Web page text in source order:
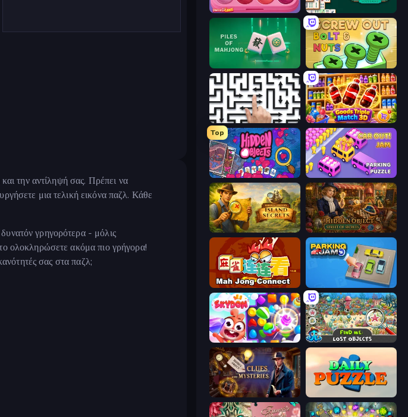
την αντίληψή σας. Πρέπει να
μια τελική εικόνα παζλ. Κάθε
γρηγορότερα - μόλις
ολοκληρώσετε ακόμα πιο γρήγορα!
σας στα παζλ;
Piece of Cake: Merge and Bake Mahjongg Solitaire
Piles of Mahjong Screw Out: Bolts and Nuts
Arrow Escape: Puzzle Goods Triple Match 3D
Top
Hidden Objects Car OUT! Jam Parking Puzzle
Hidden Objects: Island Secrets Hidden Object: Street Of Secrets
Mahjong Connect (Legacy)
Skydom Find Me: Lost Objects
Hidden Object: Clues and Mysteries